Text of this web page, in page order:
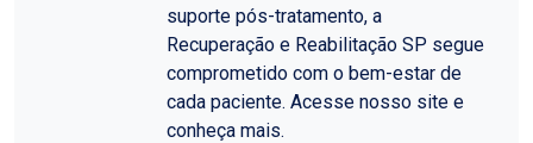
suporte pós-tratamento, a
Recuperação e Reabilitação SP segue
comprometido com o bem-estar de
cada paciente. Acesse nosso site e
conheça mais.